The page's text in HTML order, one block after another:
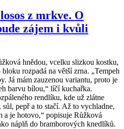
z mrkve. O
zájem i kvůli
hnědou, vcelku slizkou kostku,
rozpadá na větší zrna. „Tempeh
Já mám zauzenou variantu, proto je
barvu bílou,“ líčí kuchařka.
rendlíku, kde už zlátne
pepř a to stačí. Až to vychladne,
a je hotovo,“ popisuje Růžková
náplň do bramborových knedlíků.